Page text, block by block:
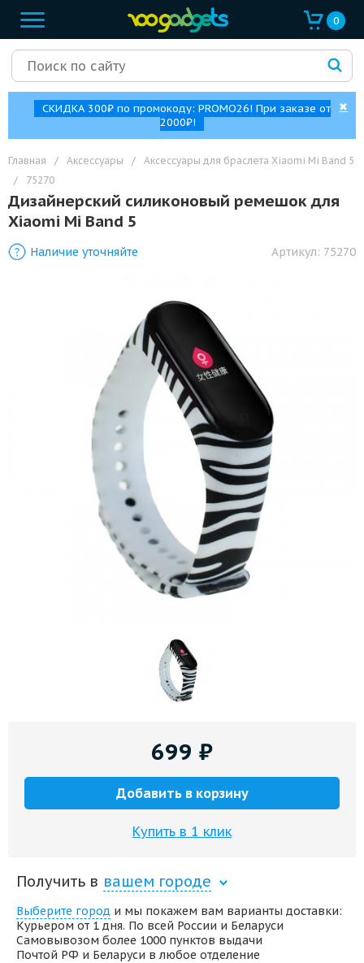
0
СКИДКА 300₽ по промокоду: PROMO26! При заказе от
2000₽!
✖
Главная / Аксессуары /
Аксессуары для браслета Xiaomi Mi Band 5
/
75270
Дизайнерский силиконовый ремешок для
Xiaomi Mi Band 5
Наличие уточняйте Артикул: 75270
699 ₽
Добавить в корзину
Купить в 1 клик
Получить в вашем городе
Выберите город и мы покажем вам варианты доставки:
Курьером от 1 дня. По всей России и Беларуси
Самовывозом более 1000 пунктов выдачи
Почтой РФ и Беларуси в любое отделение